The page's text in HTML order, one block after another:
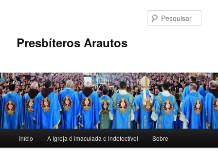
principal
secundárioPresbíteros Arautos
principal
Início A Igreja é imaculada e indefectível Sobre